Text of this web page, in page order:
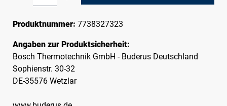
Produktnummer: 7738327323
Angaben zur Produktsicherheit:
Bosch Thermotechnik GmbH - Buderus Deutschland
Sophienstr. 30-32
DE-35576 Wetzlar